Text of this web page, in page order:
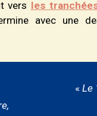
vers les
avec une
« Le